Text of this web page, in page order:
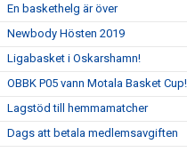
En baskethelg är över
Newbody Hösten 2019
Ligabasket i Oskarshamn!
OBBK P05 vann Motala Basket Cup!
Lagstöd till hemmamatcher
Dags att betala medlemsavgiften